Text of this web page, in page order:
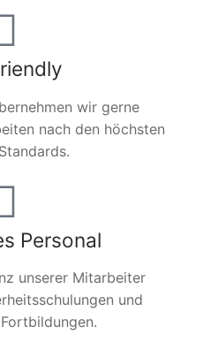
wir gerne
nach den höchsten
Personal
unserer Mitarbeiter
und